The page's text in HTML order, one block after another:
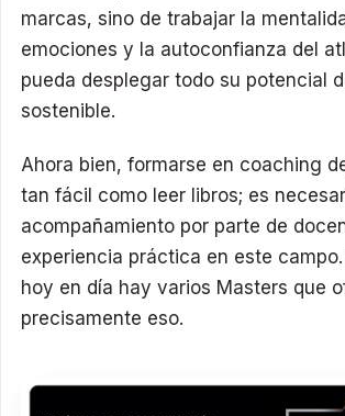
marcas, sino de trabajar la
emociones y la autoconfianza del
pueda desplegar todo su potencial
sostenible.
Ahora bien, formarse en coaching
tan fácil como leer libros; es
acompañamiento por parte de
experiencia práctica en este
hoy en día hay varios Masters que
precisamente eso.